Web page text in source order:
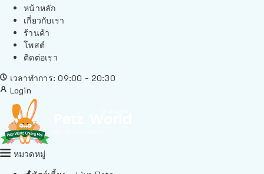
หน้าหลัก
เกี่ยวกับเรา
ร้านค้า
โพสต์
ติดต่อเรา
เวลาทำการ: 09:00 - 20:30
Login
หมวดหมู่